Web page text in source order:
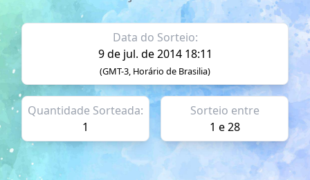
Data do Sorteio:
9 de jul. de 2014 18:11
(GMT-3, Horário de Brasilia)
Quantidade Sorteada:
1
Sorteio entre
1 e 28